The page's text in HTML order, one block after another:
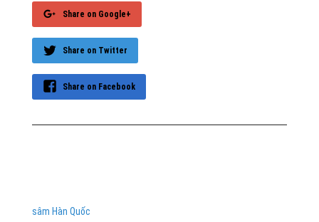
Share on Google+
Share on Twitter
Share on Facebook
sâm Hàn Quốc